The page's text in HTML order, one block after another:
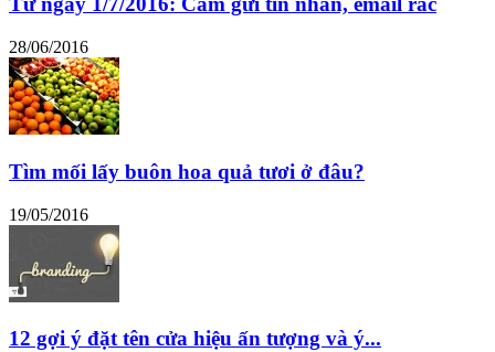
28/06/2016
Tìm mối lấy buôn hoa quả tươi ở đâu?
19/05/2016
12 gợi ý đặt tên cửa hiệu ấn tượng và ý...